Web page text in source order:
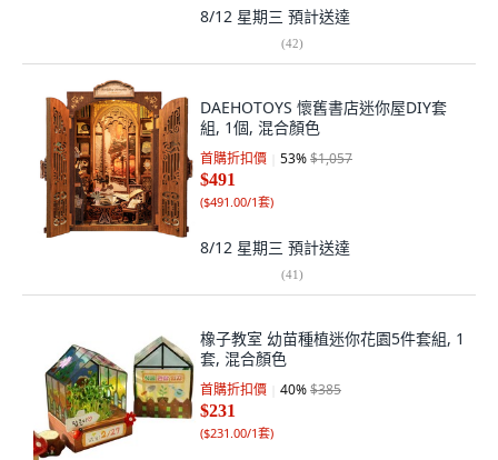
8/12 星期三 預計送達
(42)
DAEHOTOYS 懷舊書店迷你屋DIY套
組, 1個, 混合顏色
首購折扣價 53%$1,057
$491
($491.00/1套)
8/12 星期三 預計送達
(41)
橡子教室 幼苗種植迷你花園5件套組, 1
套, 混合顏色
首購折扣價 40%$385
$231
($231.00/1套)